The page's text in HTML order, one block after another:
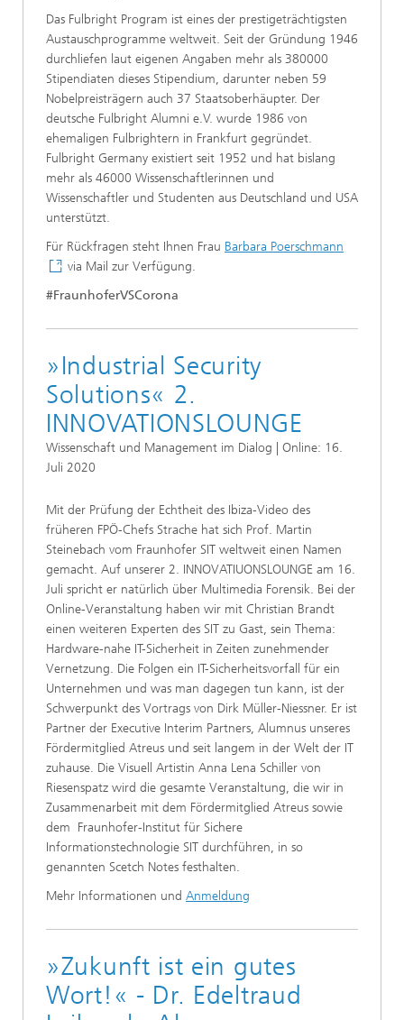
Das Fulbright Program ist eines der prestigeträchtigsten
Austauschprogramme weltweit. Seit der Gründung 1946
durchliefen laut eigenen Angaben mehr als 380000
Stipendiaten dieses Stipendium, darunter neben 59
Nobelpreisträgern auch 37 Staatsoberhäupter. Der
deutsche Fulbright Alumni e.V. wurde 1986 von
ehemaligen Fulbrightern in Frankfurt gegründet.
Fulbright Germany existiert seit 1952 und hat bislang
mehr als 46000 Wissenschaftlerinnen und
Wissenschaftler und Studenten aus Deutschland und USA
unterstützt.
Für Rückfragen steht Ihnen Frau Barbara Poerschmann
via Mail zur Verfügung.
#FraunhoferVSCorona
»Industrial Security
Solutions« 2.
INNOVATIONSLOUNGE
Wissenschaft und Management im Dialog | Online: 16.
Juli 2020
Mit der Prüfung der Echtheit des Ibiza-Video des
früheren FPÖ-Chefs Strache hat sich Prof. Martin
Steinebach vom Fraunhofer SIT weltweit einen Namen
gemacht. Auf unserer 2. INNOVATIUONSLOUNGE am 16.
Juli spricht er natürlich über Multimedia Forensik. Bei der
Online-Veranstaltung haben wir mit Christian Brandt
einen weiteren Experten des SIT zu Gast, sein Thema:
Hardware-nahe IT-Sicherheit in Zeiten zunehmender
Vernetzung. Die Folgen ein IT-Sicherheitsvorfall für ein
Unternehmen und was man dagegen tun kann, ist der
Schwerpunkt des Vortrags von Dirk Müller-Niessner. Er ist
Partner der Executive Interim Partners, Alumnus unseres
Fördermitglied Atreus und seit langem in der Welt der IT
zuhause. Die Visuell Artistin Anna Lena Schiller von
Riesenspatz wird die gesamte Veranstaltung, die wir in
Zusammenarbeit mit dem Fördermitglied Atreus sowie
dem Fraunhofer-Institut für Sichere
Informationstechnologie SIT durchführen, in so
genannten Scetch Notes festhalten.
Mehr Informationen und Anmeldung
»Zukunft ist ein gutes
Wort!« - Dr. Edeltraud